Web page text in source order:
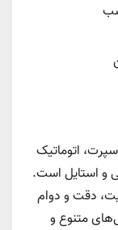
اتوماتیک
و استایل است.
دقت و دوام
متنوع و